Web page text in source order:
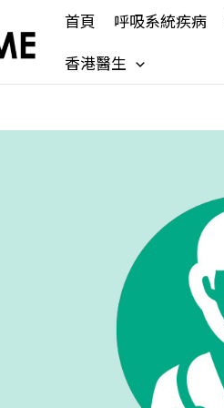
首頁 呼吸系統疾病
香港醫生